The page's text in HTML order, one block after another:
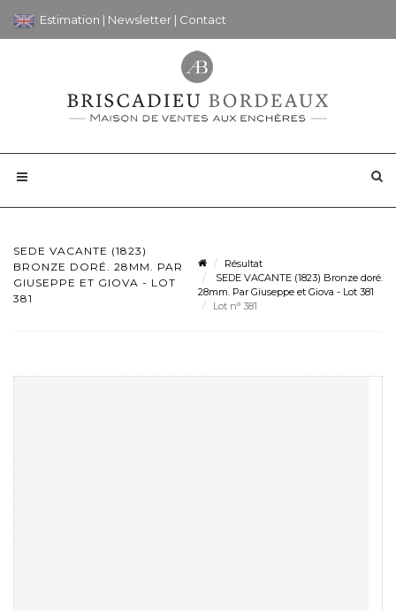
Estimation | Newsletter | Contact
SEDE VACANTE (1823)
BRONZE DORÉ. 28MM. PAR
GIUSEPPE ET GIOVA - LOT
381
Résultat
SEDE VACANTE (1823) Bronze doré.
28mm. Par Giuseppe et Giova - Lot 381
Lot n° 381